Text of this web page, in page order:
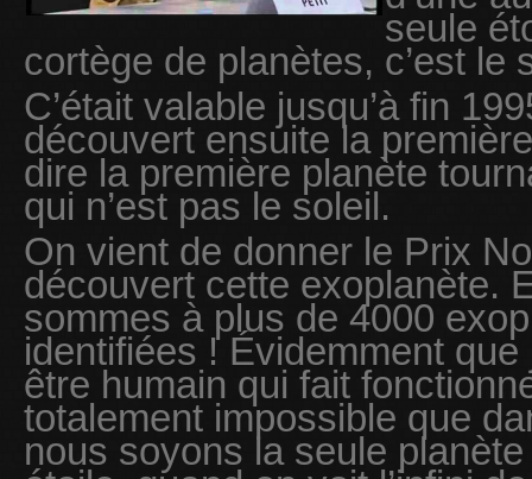
seule
cortège de planètes, c’est
C’était valable jusqu’à fin
découvert ensuite la
dire la première planète
qui n’est pas le soleil.
On vient de donner le Prix
découvert cette exoplanète.
sommes à plus de 4000
identifiées ! Évidemment
être humain qui fait
totalement impossible que
nous soyons la seule